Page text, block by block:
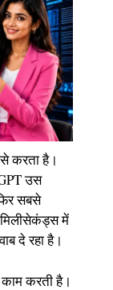
करता है।
उस
सबसे
में
दे रहा है।
करती है।